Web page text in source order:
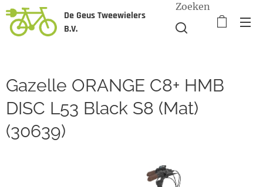
De Geus Tweewielers
B.V.
Zoeken
Gazelle ORANGE C8+ HMB
DISC L53 Black S8 (Mat)
(30639)